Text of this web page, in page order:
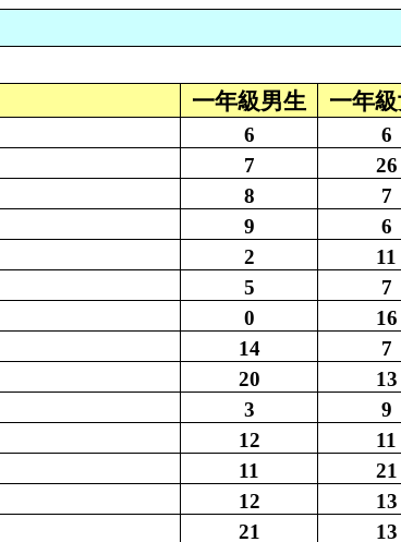
一年級男生 一年
6 6
7 26
8 7
9 6
2 11
5 7
0 16
14 7
20 13
3 9
12 11
11 21
12 13
21 13